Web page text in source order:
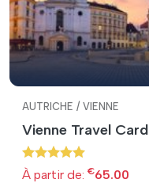
AUTRICHE / VIENNE
Vienne Travel Card
À partir de: €65.00